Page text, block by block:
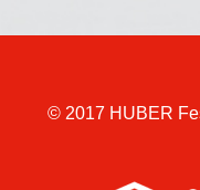
© 2017 HUBER